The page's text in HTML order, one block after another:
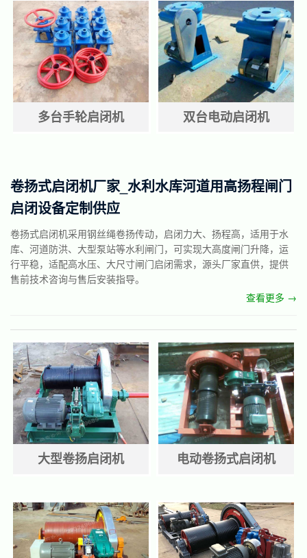
多台手轮启闭机 双台电动启闭机
卷扬式启闭机厂家_水利水库河道用高扬程闸门
启闭设备定制供应
卷扬式启闭机采用钢丝绳卷扬传动，启闭力大、扬程高，适用于水
库、河道防洪、大型泵站等水利闸门，可实现大高度闸门升降，运
行平稳，适配高水压、大尺寸闸门启闭需求，源头厂家直供，提供
售前技术咨询与售后安装指导。
查看更多 →
大型卷扬启闭机 电动卷扬式启闭机